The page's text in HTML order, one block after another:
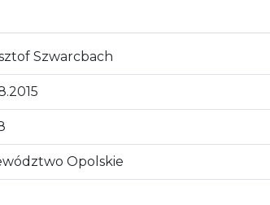
Szwarcbach
Opolskie